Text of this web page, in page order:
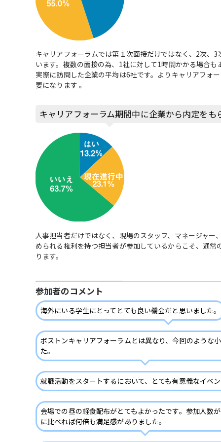
キャリアフォーラムでは第１次面接だけではなく、2次、
います。複数の面接の為、1社に対して1時間かかる場合
実際に訪問した企業の平均は6社です。よりキャリアフォ
要になります 。
キャリアフォーラム期間中に企業から内定をも
人事担当者だけではなく、現場のスタッフ、マネージャ
められる権利を持つ担当者が参加しているからこそ、通
ります。
参加者のコメント
海外にいる学生にとってとても良い機会だと思いました。
ボストンキャリアフォーラムとは異なり、今回のような
た。
就職活動をスタートするにおいて、とても有意義なイベ
会場での昼の軽食配布がとてもよかったです。参加人数
に比べれば何倍も満足感がありました。